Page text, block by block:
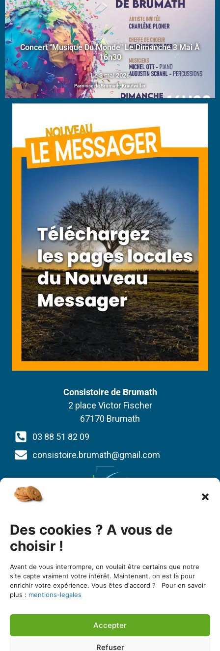
Des cookies ? A vous de
choisir !
Avant de vous interrompre, on voulait être certains que notre
site capte vraiment votre intérêt. Maintenant, on est là pour
enrichir votre expérience. Vous êtes d'accord ? Pour en savoir
plus : mentions-legales
Accepter
Refuser
Concert "Musique Du Monde" Le Dimanche 3 Mai À
16h30
Le 3 mai 2026
Paroisse de Brumath-Krautwiller
Consistoire de Brumath
2 place Victor Fischer
67170 Brumath
03 88 51 82 09
consistoire.brumath@gmail.com
Lorraine
67081 Strasbourg cedex
03 88 25 90 00
Une réalisation de l’agence Seker Consulting